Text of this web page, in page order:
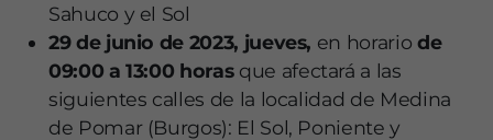
Sahuco y el Sol
29 de junio de 2023, jueves, en horario de
09:00 a 13:00 horas que afectará a las
siguientes calles de la localidad de Medina
de Pomar (Burgos): El Sol, Poniente y